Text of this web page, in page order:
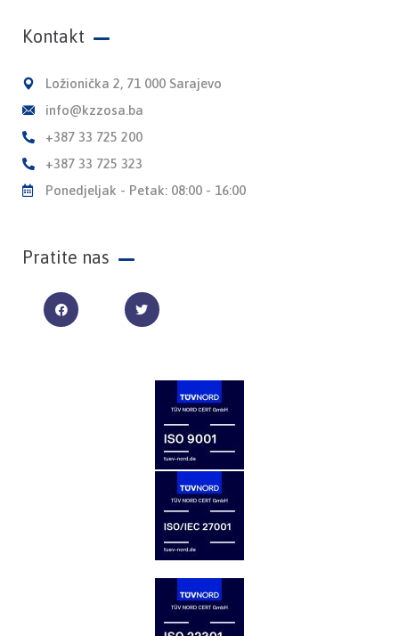
Kontakt
Ložionička 2, 71 000 Sarajevo
info@kzzosa.ba
+387 33 725 200
+387 33 725 323
Ponedjeljak - Petak: 08:00 - 16:00
Pratite nas